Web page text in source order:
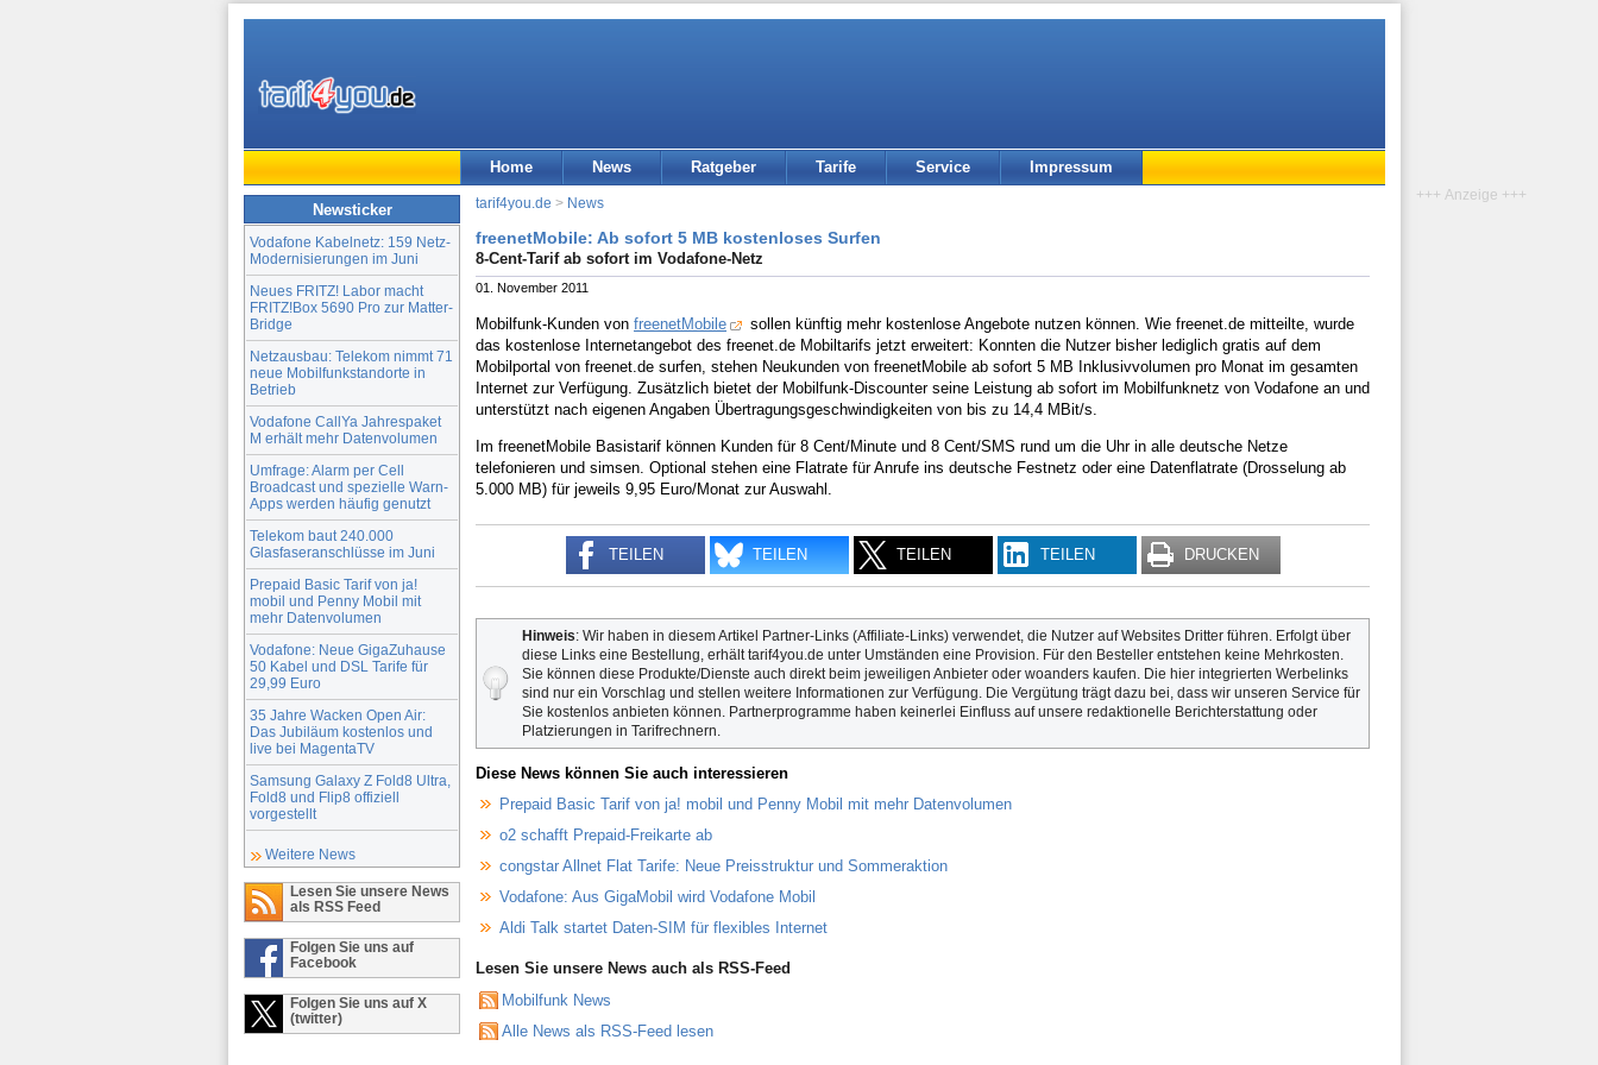
Home News Ratgeber Tarife Service Impressum
Newsticker
Vodafone Kabelnetz: 159 Netz-
Modernisierungen im Juni
Neues FRITZ! Labor macht
FRITZ!Box 5690 Pro zur Matter-
Bridge
Netzausbau: Telekom nimmt 71
neue Mobilfunkstandorte in
Betrieb
Vodafone CallYa Jahrespaket
M erhält mehr Datenvolumen
Umfrage: Alarm per Cell
Broadcast und spezielle Warn-
Apps werden häufig genutzt
Telekom baut 240.000
Glasfaseranschlüsse im Juni
Prepaid Basic Tarif von ja!
mobil und Penny Mobil mit
mehr Datenvolumen
Vodafone: Neue GigaZuhause
50 Kabel und DSL Tarife für
29,99 Euro
35 Jahre Wacken Open Air:
Das Jubiläum kostenlos und
live bei MagentaTV
Samsung Galaxy Z Fold8 Ultra,
Fold8 und Flip8 offiziell
vorgestellt
Weitere News
Lesen Sie unsere News
als RSS Feed
Folgen Sie uns auf
Facebook
Folgen Sie uns auf X
(twitter)
tarif4you.de > News
freenetMobile: Ab sofort 5 MB kostenloses Surfen
8-Cent-Tarif ab sofort im Vodafone-Netz
01. November 2011
Mobilfunk-Kunden von freenetMobile
sollen künftig mehr kostenlose Angebote nutzen können. Wie freenet.de mitteilte, wurde
das kostenlose Internetangebot des freenet.de Mobiltarifs jetzt erweitert: Konnten die Nutzer bisher lediglich gratis auf dem
Mobilportal von freenet.de surfen, stehen Neukunden von freenetMobile ab sofort 5 MB Inklusivvolumen pro Monat im gesamten
Internet zur Verfügung. Zusätzlich bietet der Mobilfunk-Discounter seine Leistung ab sofort im Mobilfunknetz von Vodafone an und
unterstützt nach eigenen Angaben Übertragungsgeschwindigkeiten von bis zu 14,4 MBit/s.
Im freenetMobile Basistarif können Kunden für 8 Cent/Minute und 8 Cent/SMS rund um die Uhr in alle deutsche Netze
telefonieren und simsen. Optional stehen eine Flatrate für Anrufe ins deutsche Festnetz oder eine Datenflatrate (Drosselung ab
5.000 MB) für jeweils 9,95 Euro/Monat zur Auswahl.
TEILEN TEILEN TEILEN TEILEN DRUCKEN
Hinweis: Wir haben in diesem Artikel Partner-Links (Affiliate-Links) verwendet, die Nutzer auf Websites Dritter führen. Erfolgt über
diese Links eine Bestellung, erhält tarif4you.de unter Umständen eine Provision. Für den Besteller entstehen keine Mehrkosten.
Sie können diese Produkte/Dienste auch direkt beim jeweiligen Anbieter oder woanders kaufen. Die hier integrierten Werbelinks
sind nur ein Vorschlag und stellen weitere Informationen zur Verfügung. Die Vergütung trägt dazu bei, dass wir unseren Service für
Sie kostenlos anbieten können. Partnerprogramme haben keinerlei Einfluss auf unsere redaktionelle Berichterstattung oder
Platzierungen in Tarifrechnern.
Diese News können Sie auch interessieren
Prepaid Basic Tarif von ja! mobil und Penny Mobil mit mehr Datenvolumen
o2 schafft Prepaid-Freikarte ab
congstar Allnet Flat Tarife: Neue Preisstruktur und Sommeraktion
Vodafone: Aus GigaMobil wird Vodafone Mobil
Aldi Talk startet Daten-SIM für flexibles Internet
Lesen Sie unsere News auch als RSS-Feed
Mobilfunk News
Alle News als RSS-Feed lesen
+++ Anzeige +++